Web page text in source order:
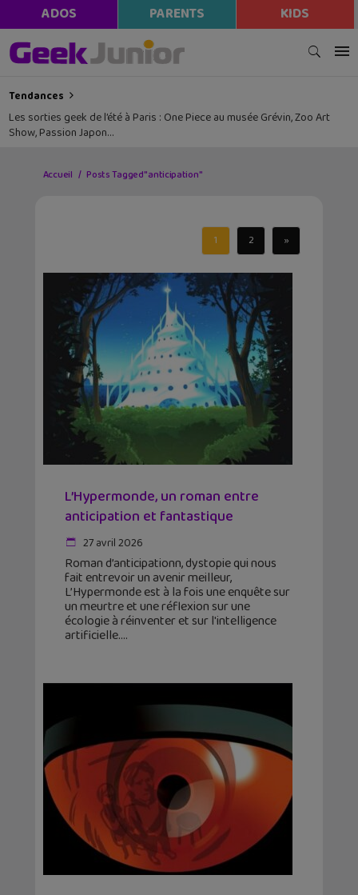
ADOS PARENTS KIDS
Tendances
Les sorties geek de l’été à Paris : One Piece au musée Grévin, Zoo Art
Show, Passion Japon…
Accueil Posts Tagged "anticipation"
1 2 »
L’Hypermonde, un roman entre
anticipation et fantastique
27 avril 2026
Roman d’anticipationn, dystopie qui nous
fait entrevoir un avenir meilleur,
L’Hypermonde est à la fois une enquête sur
un meurtre et une réflexion sur une
écologie à réinventer et sur l'intelligence
artificielle.